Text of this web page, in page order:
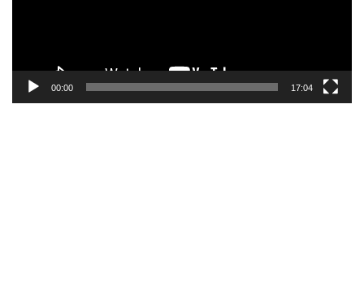
00:00 17:04